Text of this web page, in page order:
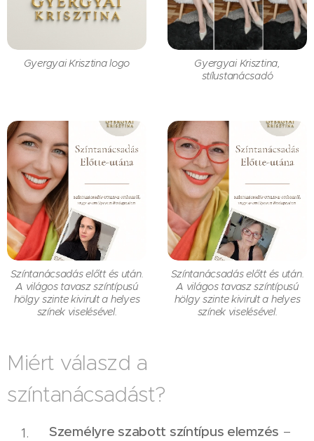
Gyergyai Krisztina logo
Gyergyai Krisztina,
stílustanácsadó
Színtanácsadás előtt és után.
A világos tavasz színtípusú
hölgy szinte kivirult a helyes
színek viselésével.
Színtanácsadás előtt és után.
A világos tavasz színtípusú
hölgy szinte kivirult a helyes
színek viselésével.
Miért válaszd a
színtanácsadást?
Személyre szabott színtípus elemzés –